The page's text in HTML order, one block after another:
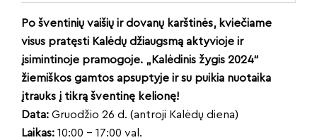
Po šventinių vaišių ir dovanų karštinės, kviečiame
visus pratęsti Kalėdų džiaugsmą aktyvioje ir
įsimintinoje pramogoje. „Kalėdinis žygis 2024“
žiemiškos gamtos apsuptyje ir su puikia nuotaika
įtrauks į tikrą šventinę kelionę!
Data: Gruodžio 26 d. (antroji Kalėdų diena)
Laikas: 10:00 – 17:00 val.